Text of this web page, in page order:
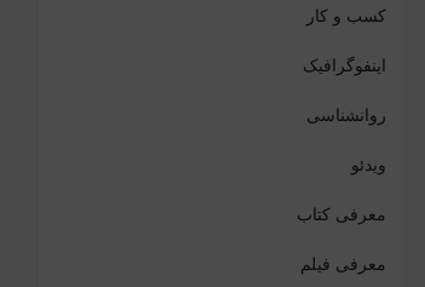
کسب و کار
اینفوگرافیک
روانشناسی
ویدئو
معرفی کتاب
معرفی فیلم